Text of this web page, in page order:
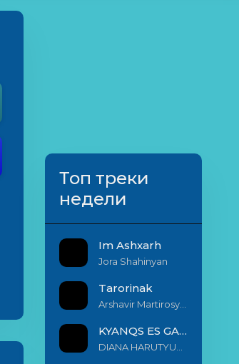
Топ треки
недели
Im Ashxarh
Jora Shahinyan
Tarorinak
KYANQS ES GALIS EM